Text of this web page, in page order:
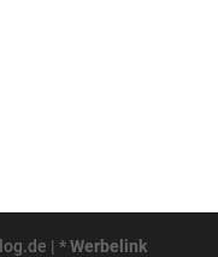
| *Werbelink